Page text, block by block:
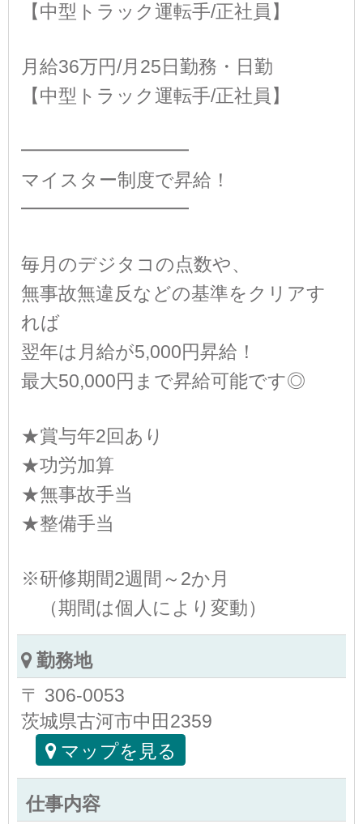
【中型トラック運転手/正社員】
月給36万円/月25日勤務・日勤
【中型トラック運転手/正社員】
━━━━━━━━━
マイスター制度で昇給！
━━━━━━━━━
毎月のデジタコの点数や、
無事故無違反などの基準をクリアす
れば
翌年は月給が5,000円昇給！
最大50,000円まで昇給可能です◎
★賞与年2回あり
★功労加算
★無事故手当
★整備手当
※研修期間2週間～2か月
（期間は個人により変動）
勤務地
〒 306-0053
茨城県古河市中田2359
マップを見る
仕事内容